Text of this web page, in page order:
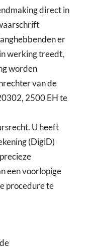
direct in
er
werking treedt,
worden
van de
2500 EH te
U heeft
(DigiD)
een voorlopige
procedure te